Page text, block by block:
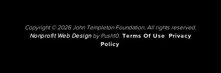
Copyright © 2026 John Templeton Foundation. All rights reserved.
Nonprofit Web Designby Push10. Terms Of Use
Privacy
Policy